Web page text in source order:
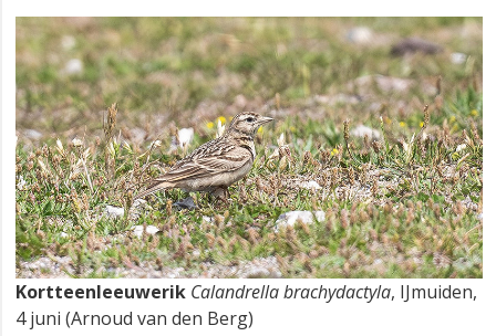
Kortteenleeuwerik Calandrella brachydactyla, IJmuiden,
4 juni (Arnoud van den Berg)